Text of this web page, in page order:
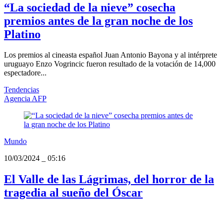
“La sociedad de la nieve” cosecha
premios antes de la gran noche de los
Platino
Los premios al cineasta español Juan Antonio Bayona y al intérprete
uruguayo Enzo Vogrincic fueron resultado de la votación de 14,000
espectadore...
Tendencias
Agencia AFP
Mundo
10/03/2024
05:16
El Valle de las Lágrimas, del horror de la
tragedia al sueño del Óscar